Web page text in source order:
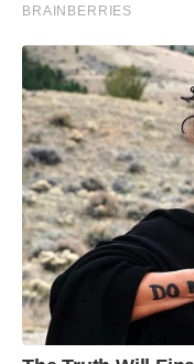
BRAINBERRIES